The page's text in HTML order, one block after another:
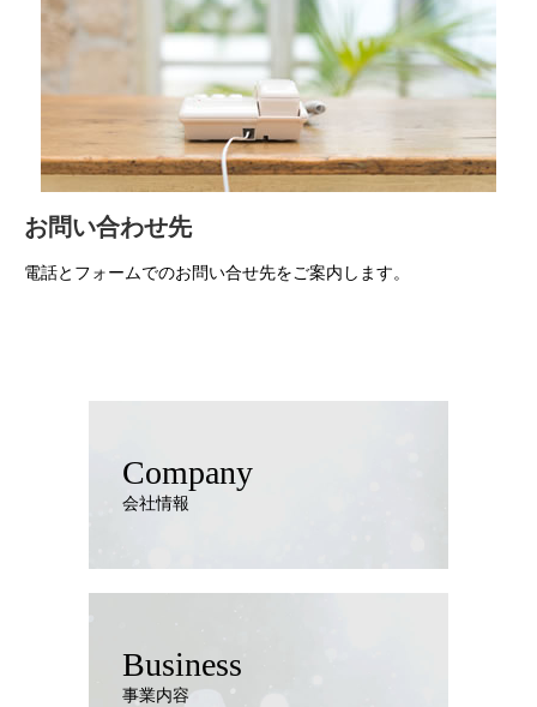
お問い合わせ先
電話とフォームでのお問い合せ先をご案内します。
Company
会社情報
Business
事業内容